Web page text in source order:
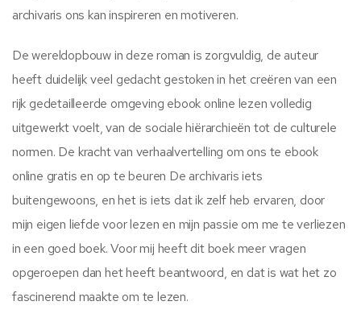
archivaris ons kan inspireren en motiveren.
De wereldopbouw in deze roman is zorgvuldig, de auteur
heeft duidelijk veel gedacht gestoken in het creëren van een
rijk gedetailleerde omgeving ebook online lezen volledig
uitgewerkt voelt, van de sociale hiërarchieën tot de culturele
normen. De kracht van verhaalvertelling om ons te ebook
online gratis en op te beuren De archivaris iets
buitengewoons, en het is iets dat ik zelf heb ervaren, door
mijn eigen liefde voor lezen en mijn passie om me te verliezen
in een goed boek. Voor mij heeft dit boek meer vragen
opgeroepen dan het heeft beantwoord, en dat is wat het zo
fascinerend maakte om te lezen.